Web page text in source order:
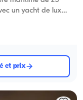
un yacht de luxe
et prix